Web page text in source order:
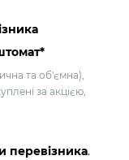
та об'ємна),
за акцією,
перевізника.